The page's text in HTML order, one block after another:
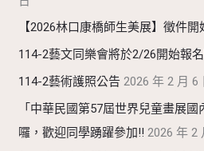
【2026林口康橋師生美展】徵件開
114-2藝文同樂會將於2/26開始報
114-2藝術護照公告 2026 年 2 月 6
「中華民國第57屆世界兒童畫展
囉，歡迎同學踴躍參加!! 2026 年 2